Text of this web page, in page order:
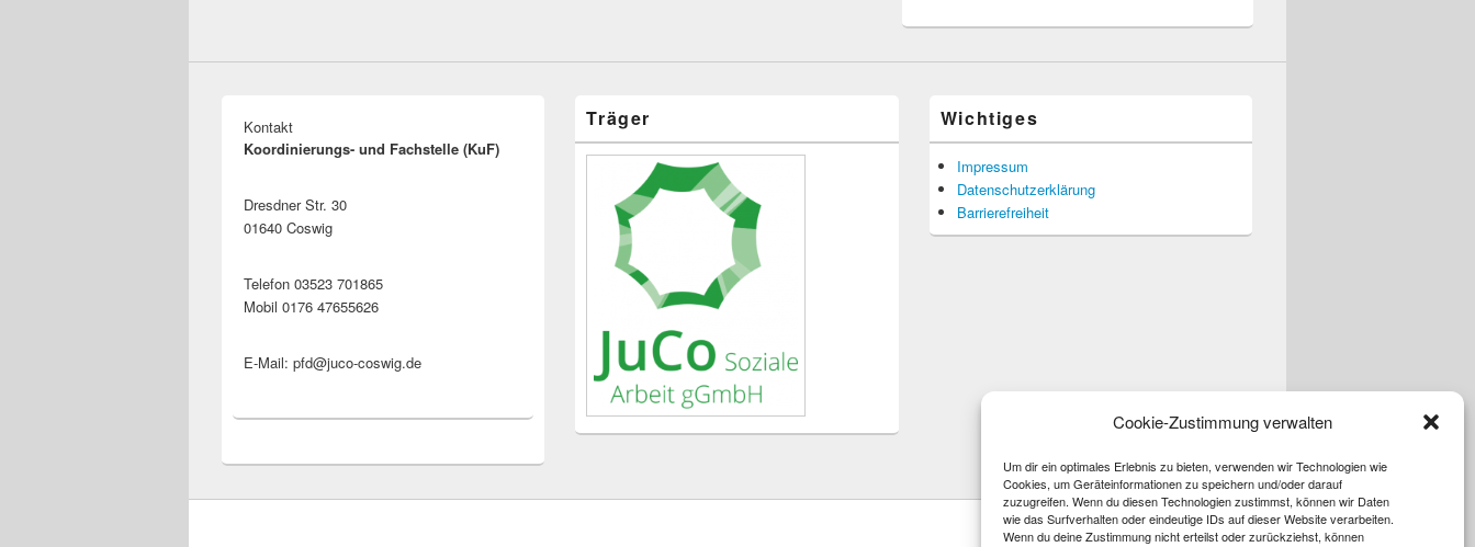
Cookie-Zustimmung verwalten
Um dir ein optimales Erlebnis zu bieten, verwenden wir Technologien wie
Cookies, um Geräteinformationen zu speichern und/oder darauf
zuzugreifen. Wenn du diesen Technologien zustimmst, können wir Daten
wie das Surfverhalten oder eindeutige IDs auf dieser Website verarbeiten.
Wenn du deine Zustimmung nicht erteilst oder zurückziehst, können
Kontakt
Koordinierungs- und Fachstelle (KuF)
Dresdner Str. 30
01640 Coswig
Telefon 03523 701865
Mobil 0176 47655626
E-Mail: pfd@juco-coswig.de
Träger Wichtiges
Impressum
Datenschutzerklärung
Barrierefreiheit